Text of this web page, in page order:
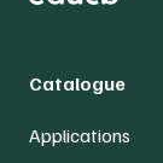
Catalogue
Applications